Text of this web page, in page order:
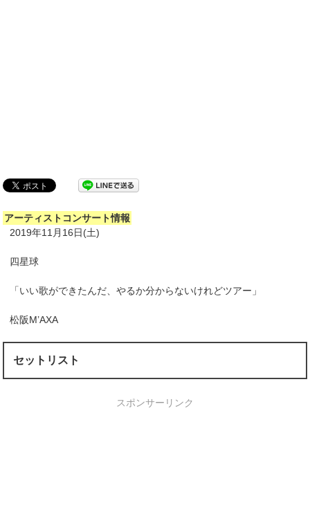
アーティストコンサート情報
2019年11月16日(土)
四星球
「いい歌ができたんだ、やるか分からないけれどツアー」
松阪M’AXA
セットリスト
スポンサーリンク